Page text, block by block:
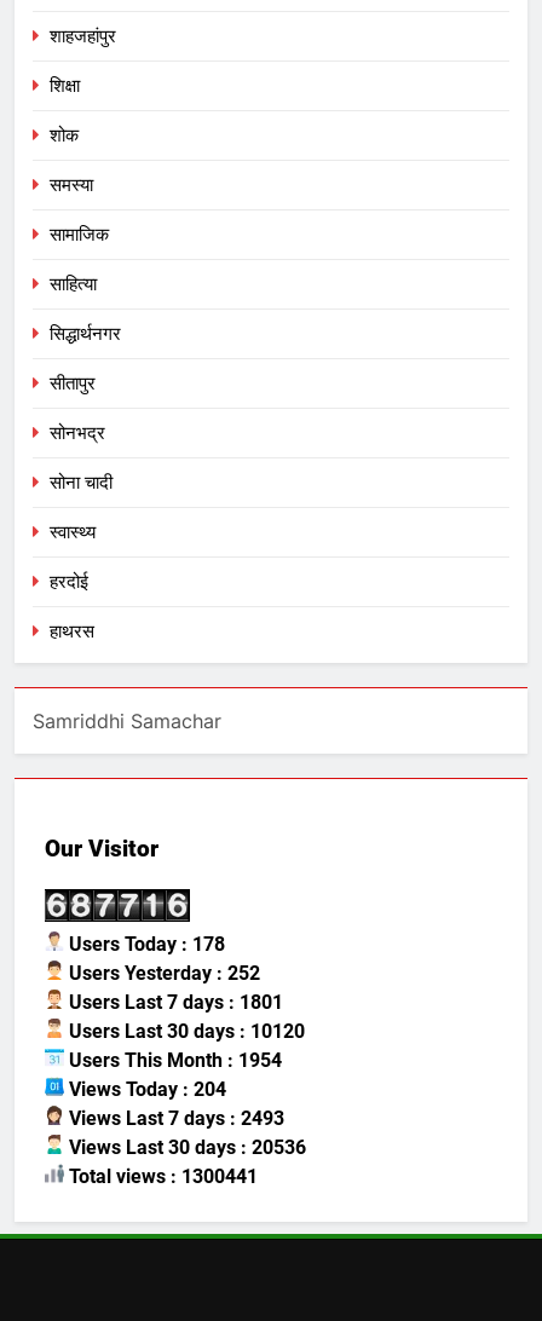
शाहजहांपुर
शिक्षा
शोक
समस्या
सामाजिक
साहित्या
सिद्धार्थनगर
सीतापुर
सोनभद्र
सोना चादी
स्वास्थ्य
हरदोई
हाथरस
Samriddhi Samachar
Our Visitor
Users Today : 178
Users Yesterday : 252
Users Last 7 days : 1801
Users Last 30 days : 10120
Users This Month : 1954
Views Today : 204
Views Last 7 days : 2493
Views Last 30 days : 20536
Total views : 1300441